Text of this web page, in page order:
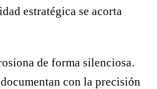
estratégica se acorta
de forma silenciosa.
con la precisión